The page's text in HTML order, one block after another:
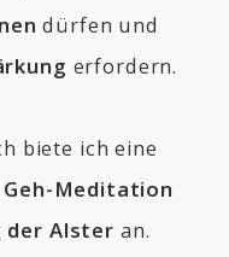
dürfen und
erfordern.
biete ich eine
Geh-Meditation
der Alster an.